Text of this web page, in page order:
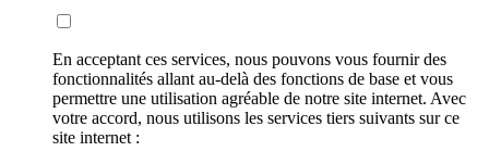
En acceptant ces services, nous pouvons vous fournir des
fonctionnalités allant au-delà des fonctions de base et vous
permettre une utilisation agréable de notre site internet. Avec
votre accord, nous utilisons les services tiers suivants sur ce
site internet :